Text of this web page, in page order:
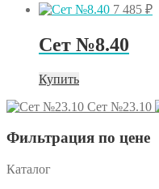
7 485 ₽
Сет №8.40
Купить
Сет №23.10
Фильтрация по цене
Каталог